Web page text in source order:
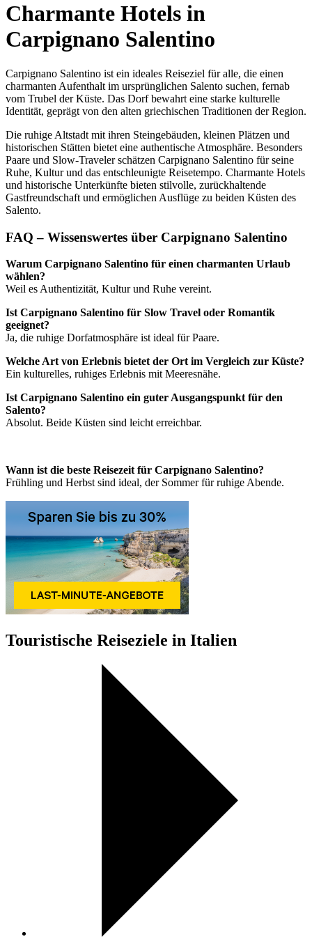
Charmante Hotels in
Carpignano Salentino
Carpignano Salentino ist ein ideales Reiseziel für alle, die einen
charmanten Aufenthalt im ursprünglichen Salento suchen, fernab
vom Trubel der Küste. Das Dorf bewahrt eine starke kulturelle
Identität, geprägt von den alten griechischen Traditionen der Region.
Die ruhige Altstadt mit ihren Steingebäuden, kleinen Plätzen und
historischen Stätten bietet eine authentische Atmosphäre. Besonders
Paare und Slow-Traveler schätzen Carpignano Salentino für seine
Ruhe, Kultur und das entschleunigte Reisetempo. Charmante Hotels
und historische Unterkünfte bieten stilvolle, zurückhaltende
Gastfreundschaft und ermöglichen Ausflüge zu beiden Küsten des
Salento.
FAQ – Wissenswertes über Carpignano Salentino
Warum Carpignano Salentino für einen charmanten Urlaub
wählen?
Weil es Authentizität, Kultur und Ruhe vereint.
Ist Carpignano Salentino für Slow Travel oder Romantik
geeignet?
Ja, die ruhige Dorfatmosphäre ist ideal für Paare.
Welche Art von Erlebnis bietet der Ort im Vergleich zur Küste?
Ein kulturelles, ruhiges Erlebnis mit Meeresnähe.
Ist Carpignano Salentino ein guter Ausgangspunkt für den
Salento?
Absolut. Beide Küsten sind leicht erreichbar.
Wann ist die beste Reisezeit für Carpignano Salentino?
Frühling und Herbst sind ideal, der Sommer für ruhige Abende.
Touristische Reiseziele in Italien